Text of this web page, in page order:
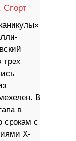
, Спорт
трех
В
в
срокам с
X-